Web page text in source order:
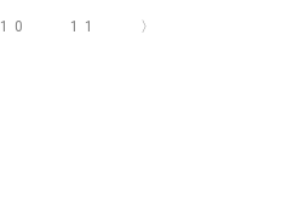
10 11 〉